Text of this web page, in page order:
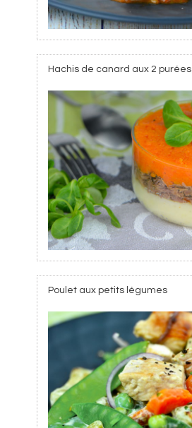
Hachis de canard aux 2 purées
Poulet aux petits légumes